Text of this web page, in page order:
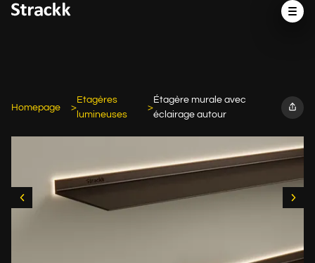
Homepage
Etagères
lumineuses
Étagère murale avec
éclairage autour